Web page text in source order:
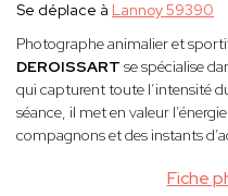
Fiche
Se déplace à Lannoy 59390
Photographe animalier et
DEROISSART se spécialise
qui capturent toute l’intensité
séance, il met en valeur
compagnons et des instants